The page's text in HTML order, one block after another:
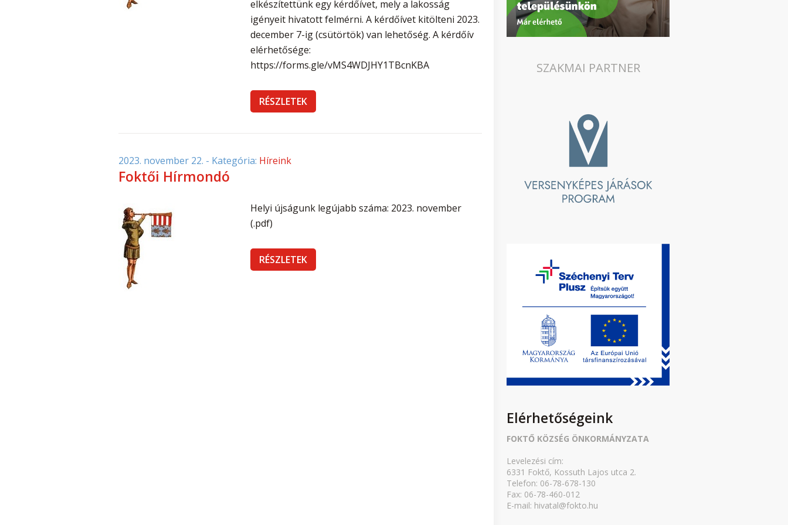
elkészítettünk egy kérdőívet, mely a lakosság
igényeit hivatott felmérni. A kérdőívet kitölteni 2023.
december 7-ig (csütörtök) van lehetőség. A kérdőív
elérhetősége:
https://forms.gle/vMS4WDJHY1TBcnKBA
RÉSZLETEK
2023. november 22. - Kategória: Híreink
Foktői Hírmondó
Helyi újságunk legújabb száma: 2023. november
(.pdf)
RÉSZLETEK
SZAKMAI PARTNER
Elérhetőségeink
FOKTŐ KÖZSÉG ÖNKORMÁNYZATA
Levelezési cím:
6331 Foktő, Kossuth Lajos utca 2.
Telefon: 06-78-678-130
Fax: 06-78-460-012
E-mail: hivatal@fokto.hu